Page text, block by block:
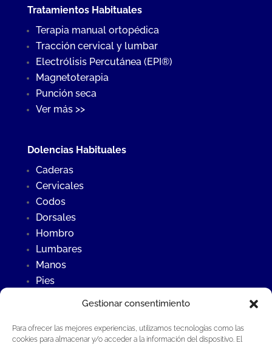
Gestionar consentimiento
Para ofrecer las mejores experiencias, utilizamos tecnologías como las
cookies para almacenar y/o acceder a la información del dispositivo. El
Tratamientos Habituales
Terapia manual ortopédica
Tracción cervical y lumbar
Electrólisis Percutánea (EPI®)
Magnetoterapia
Punción seca
Ver más >>
Dolencias Habituales
Caderas
Cervicales
Codos
Dorsales
Hombro
Lumbares
Manos
Pies
Últimas Noticias